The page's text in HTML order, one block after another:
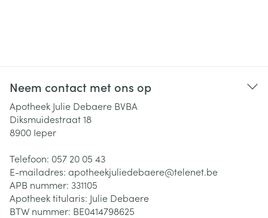
Neem contact met ons op
Apotheek Julie Debaere BVBA
Diksmuidestraat 18
8900 Ieper
Telefoon: 057 20 05 43
E-mailadres: apotheekjuliedebaere@telenet.be
APB nummer: 331105
Apotheek titularis: Julie Debaere
BTW nummer: BE0414798625